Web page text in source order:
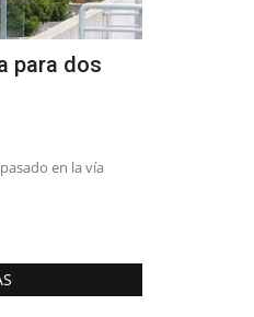
para dos
en la vía